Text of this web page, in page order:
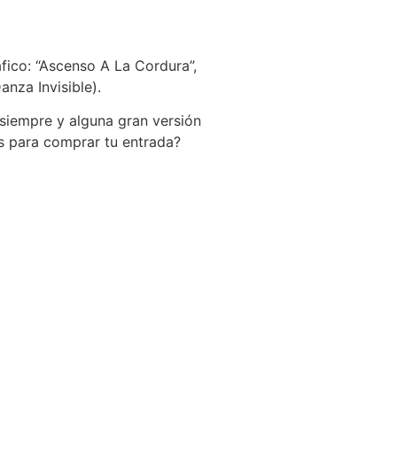
“Ascenso A La Cordura”,
Invisible).
y alguna gran versión
para comprar tu entrada?